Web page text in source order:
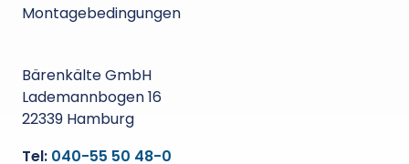
Montagebedingungen
Bärenkälte GmbH
Lademannbogen 16
22339 Hamburg
Tel: 040-55 50 48-0